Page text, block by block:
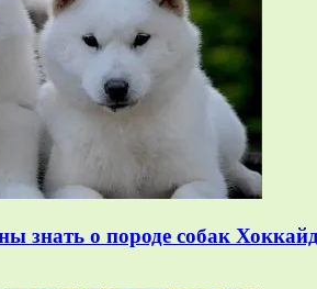
знать о породе собак